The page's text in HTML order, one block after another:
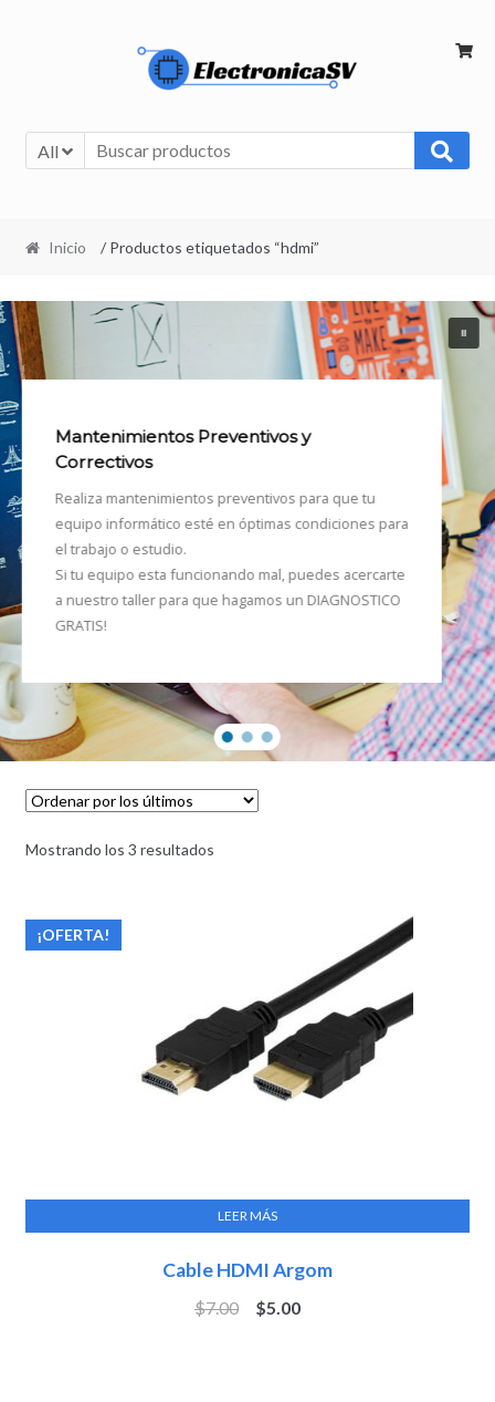
All
Inicio / Productos etiquetados “hdmi”
Mantenimientos Preventivos y
Correctivos
Realiza mantenimientos preventivos para que tu
equipo informático esté en óptimas condiciones para
el trabajo o estudio.
Si tu equipo esta funcionando mal, puedes acercarte
a nuestro taller para que hagamos un DIAGNOSTICO
GRATIS!
Mostrando los 3 resultados
Cable HDMI Argom
¡OFERTA!
$7.00 $5.00
LEER MÁS